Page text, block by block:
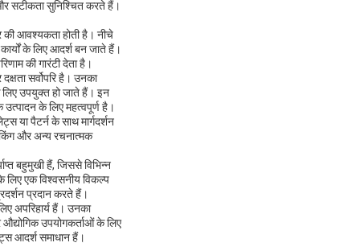
सटीकता सुनिश्चित करते हैं।
की आवश्यकता होती है। नीचे
के लिए आदर्श बन जाते हैं।
की गारंटी देता है।
सर्वोपरि है। उनका
लिए उपयुक्त हो जाते हैं। इन
उत्पादन के लिए महत्वपूर्ण है।
या पैटर्न के साथ मार्गदर्शन
और अन्य रचनात्मक
बहुमुखी हैं, जिससे विभिन्न
लिए एक विश्वसनीय विकल्प
प्रदान करते हैं।
अपरिहार्य हैं। उनका
औद्योगिक उपयोगकर्ताओं के लिए
आदर्श समाधान हैं।